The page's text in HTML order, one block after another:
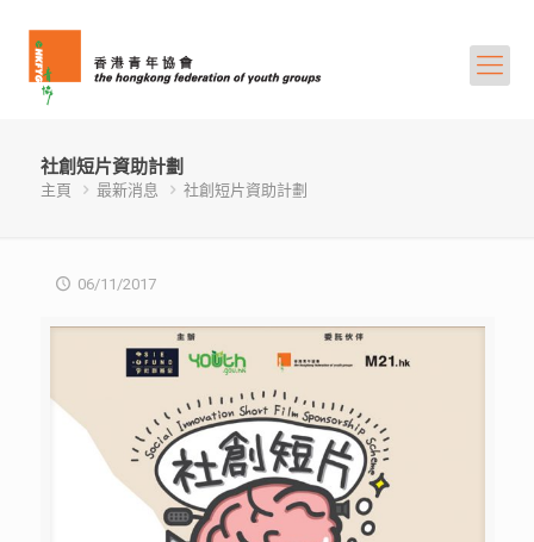
社創短片資助計劃
主頁 最新消息 社創短片資助計劃
06/11/2017